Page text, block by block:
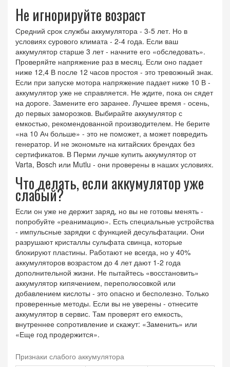
Не игнорируйте возраст
Средний срок службы аккумулятора - 3-5 лет. Но в
условиях сурового климата - 2-4 года. Если ваш
аккумулятор старше 3 лет - начните его «обследовать».
Проверяйте напряжение раз в месяц. Если оно падает
ниже 12,4 В после 12 часов простоя - это тревожный знак.
Если при запуске мотора напряжение падает ниже 10 В -
аккумулятор уже не справляется. Не ждите, пока он сядет
на дороге. Замените его заранее. Лучшее время - осень,
до первых заморозков. Выбирайте аккумулятор с
емкостью, рекомендованной производителем. Не берите
«на 10 Ач больше» - это не поможет, а может повредить
генератор. И не экономьте на китайских брендах без
сертификатов. В Перми лучше купить аккумулятор от
Varta, Bosch или Mutlu - они проверены в наших условиях.
Что делать, если аккумулятор уже
слабый?
Если он уже не держит заряд, но вы не готовы менять -
попробуйте «реанимацию». Есть специальные устройства
- импульсные зарядки с функцией десульфатации. Они
разрушают кристаллы сульфата свинца, которые
блокируют пластины. Работают не всегда, но у 40%
аккумуляторов возрастом до 4 лет дают 1-2 года
дополнительной жизни. Не пытайтесь «восстановить»
аккумулятор кипячением, переполюсовкой или
добавлением кислоты - это опасно и бесполезно. Только
проверенные методы. Если вы не уверены - отнесите
аккумулятор в сервис. Там проверят его емкость,
внутреннее сопротивление и скажут: «Заменить» или
«Еще год продержится».
Признаки слабого аккумулятора